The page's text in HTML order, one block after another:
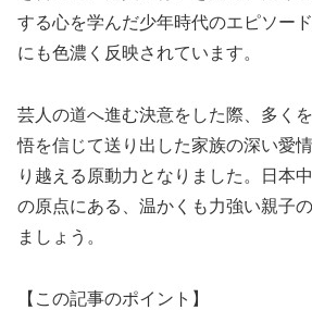
する心を学んだ少年時代のエピソー
にも色濃く反映されています。
芸人の道へ進む決意をした際、多く
悟を信じて送り出した家族の深い愛
り越える原動力となりました。日本
の原点にある、温かくも力強い親子
ましょう。
【この記事のポイント】